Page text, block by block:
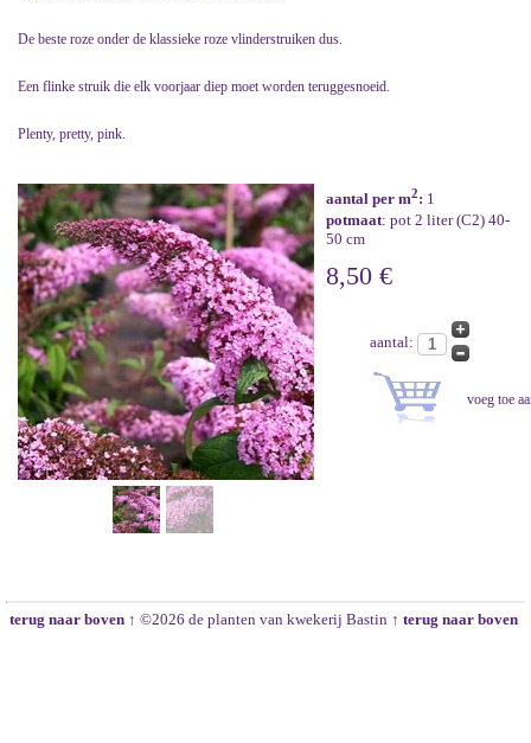
De beste roze onder de klassieke roze vlinderstruiken dus.
Een flinke struik die elk voorjaar diep moet worden teruggesnoeid.
Plenty, pretty, pink.
aantal per m2: 1
potmaat: pot 2 liter (C2) 40-
50 cm
8,50 €
aantal:
terug naar boven ↑ ©2026 de planten van kwekerij Bastin ↑ terug naar boven